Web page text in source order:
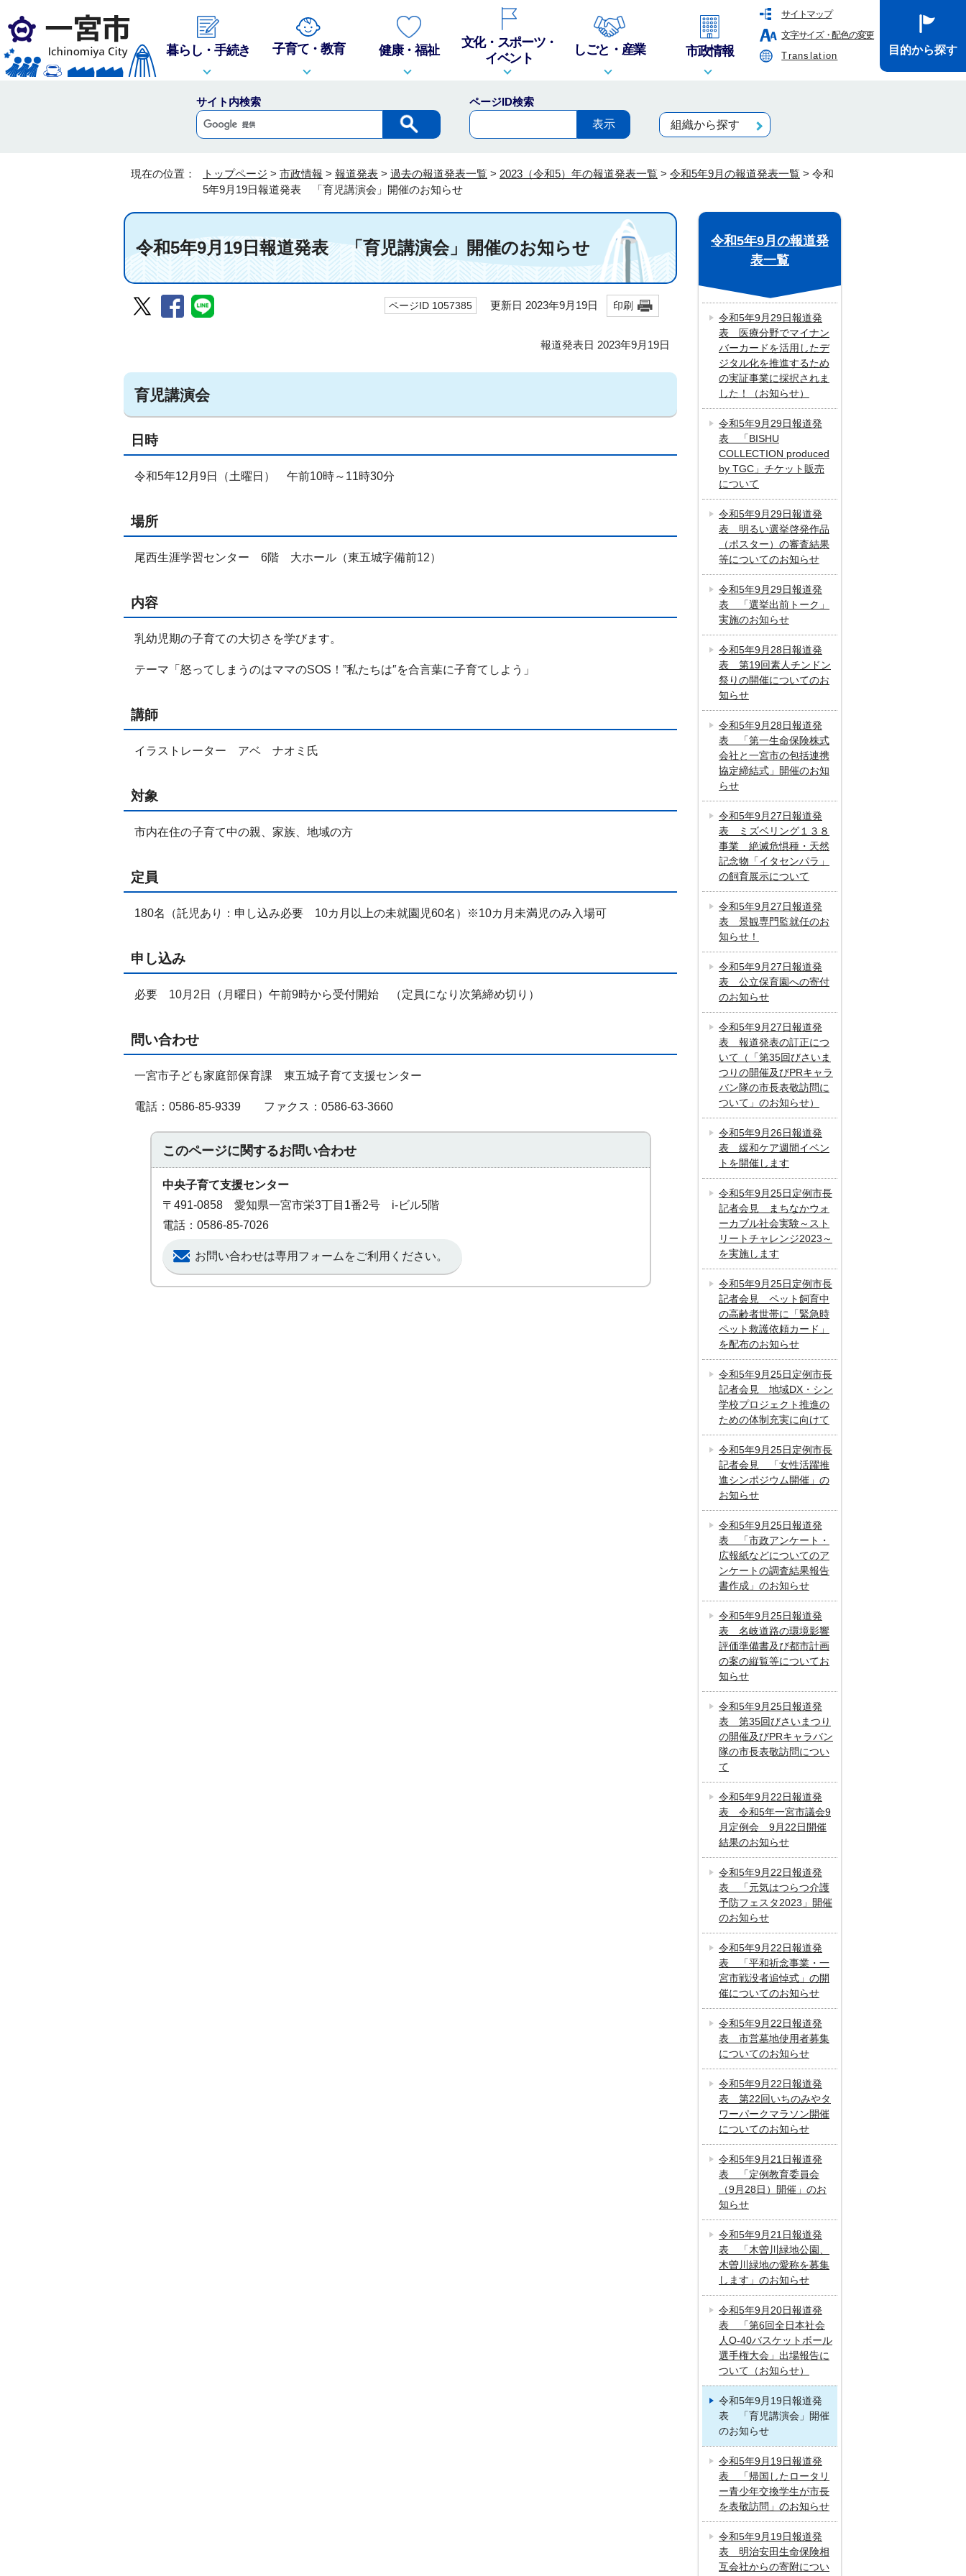
サイトマップ
文字サイズ・配色の変更
Translation
暮らし・手続き 子育て・教育 健康・福祉
文化・スポーツ・
イベント
しごと・産業 市政情報 目的から探す
サイト内検索
ページID検索
組織から探す
現在の位置： トップページ > 市政情報 > 報道発表 > 過去の報道発表一覧 > 2023（令和5）年の報道発表一覧 > 令和5年9月の報道発表一覧 > 令和
5年9月19日報道発表 「育児講演会」開催のお知らせ
令和5年9月19日報道発表 「育児講演会」開催のお知らせ
ページID 1057385 更新日 2023年9月19日 印刷
報道発表日 2023年9月19日
育児講演会
日時
令和5年12月9日（土曜日） 午前10時～11時30分
場所
尾西生涯学習センター 6階 大ホール（東五城字備前12）
内容
乳幼児期の子育ての大切さを学びます。
テーマ「怒ってしまうのはママのSOS！”私たちは″を合言葉に子育てしよう」
講師
イラストレーター アベ ナオミ氏
対象
市内在住の子育て中の親、家族、地域の方
定員
180名（託児あり：申し込み必要 10カ月以上の未就園児60名）※10カ月未満児のみ入場可
申し込み
必要 10月2日（月曜日）午前9時から受付開始 （定員になり次第締め切り）
問い合わせ
一宮市子ども家庭部保育課 東五城子育て支援センター
電話：0586-85-9339 ファクス：0586-63-3660
このページに関するお問い合わせ
中央子育て支援センター
〒491-0858 愛知県一宮市栄3丁目1番2号 i‐ビル5階
電話：0586-85-7026
お問い合わせは専用フォームをご利用ください。
令和5年9月の報道発
表一覧
令和5年9月29日報道発
表 医療分野でマイナン
バーカードを活用したデ
ジタル化を推進するため
の実証事業に採択されま
した！（お知らせ）
令和5年9月29日報道発
表 「BISHU
COLLECTION produced
by TGC」チケット販売
について
令和5年9月29日報道発
表 明るい選挙啓発作品
（ポスター）の審査結果
等についてのお知らせ
令和5年9月29日報道発
表 「選挙出前トーク」
実施のお知らせ
令和5年9月28日報道発
表 第19回素人チンドン
祭りの開催についてのお
知らせ
令和5年9月28日報道発
表 「第一生命保険株式
会社と一宮市の包括連携
協定締結式」開催のお知
らせ
令和5年9月27日報道発
表 ミズベリング１３８
事業 絶滅危惧種・天然
記念物「イタセンパラ」
の飼育展示について
令和5年9月27日報道発
表 景観専門監就任のお
知らせ！
令和5年9月27日報道発
表 公立保育園への寄付
のお知らせ
令和5年9月27日報道発
表 報道発表の訂正につ
いて（「第35回びさいま
つりの開催及びPRキャラ
バン隊の市長表敬訪問に
ついて」のお知らせ）
令和5年9月26日報道発
表 緩和ケア週間イベン
トを開催します
令和5年9月25日定例市長
記者会見 まちなかウォ
ーカブル社会実験～スト
リートチャレンジ2023～
を実施します
令和5年9月25日定例市長
記者会見 ペット飼育中
の高齢者世帯に「緊急時
ペット救護依頼カード」
を配布のお知らせ
令和5年9月25日定例市長
記者会見 地域DX・シン
学校プロジェクト推進の
ための体制充実に向けて
令和5年9月25日定例市長
記者会見 「女性活躍推
進シンポジウム開催」の
お知らせ
令和5年9月25日報道発
表 「市政アンケート・
広報紙などについてのア
ンケートの調査結果報告
書作成」のお知らせ
令和5年9月25日報道発
表 名岐道路の環境影響
評価準備書及び都市計画
の案の縦覧等についてお
知らせ
令和5年9月25日報道発
表 第35回びさいまつり
の開催及びPRキャラバン
隊の市長表敬訪問につい
て
令和5年9月22日報道発
表 令和5年一宮市議会9
月定例会 9月22日開催
結果のお知らせ
令和5年9月22日報道発
表 「元気はつらつ介護
予防フェスタ2023」開催
のお知らせ
令和5年9月22日報道発
表 「平和祈念事業・一
宮市戦没者追悼式」の開
催についてのお知らせ
令和5年9月22日報道発
表 市営墓地使用者募集
についてのお知らせ
令和5年9月22日報道発
表 第22回いちのみやタ
ワーパークマラソン開催
についてのお知らせ
令和5年9月21日報道発
表 「定例教育委員会
（9月28日）開催」のお
知らせ
令和5年9月21日報道発
表 「木曽川緑地公園、
木曽川緑地の愛称を募集
します」のお知らせ
令和5年9月20日報道発
表 「第6回全日本社会
人O-40バスケットボール
選手権大会」出場報告に
ついて（お知らせ）
令和5年9月19日報道発
表 「育児講演会」開催
のお知らせ
令和5年9月19日報道発
表 「帰国したロータリ
ー青少年交換学生が市長
を表敬訪問」のお知らせ
令和5年9月19日報道発
表 明治安田生命保険相
互会社からの寄附につい